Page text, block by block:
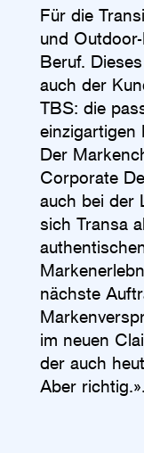
Für die
und
Beruf.
auch der
TBS: die
einzigartigen
Der
Corporate
auch bei der
sich Transa
nächste
im neuen
der auch
Aber richtig.».